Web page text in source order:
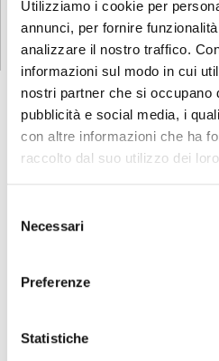
Utilizziamo i cookie per
annunci, per fornire
analizzare il nostro traffico.
informazioni sul modo in cui
nostri partner che si occupano
pubblicità e social media, i
con altre informazioni che ha
raccolto dal suo utilizzo dei
delNecessari
Preferenze
Statistiche